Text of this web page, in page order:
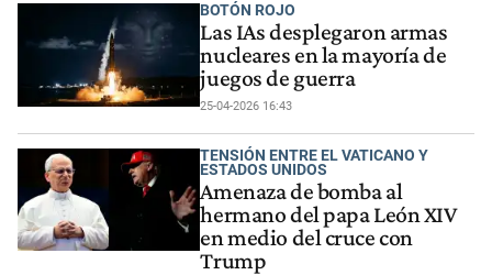
BOTÓN ROJO
Las IAs desplegaron armas
nucleares en la mayoría de
juegos de guerra
25-04-2026 16:43
TENSIÓN ENTRE EL VATICANO Y
ESTADOS UNIDOS
Amenaza de bomba al
hermano del papa León XIV
en medio del cruce con
Trump